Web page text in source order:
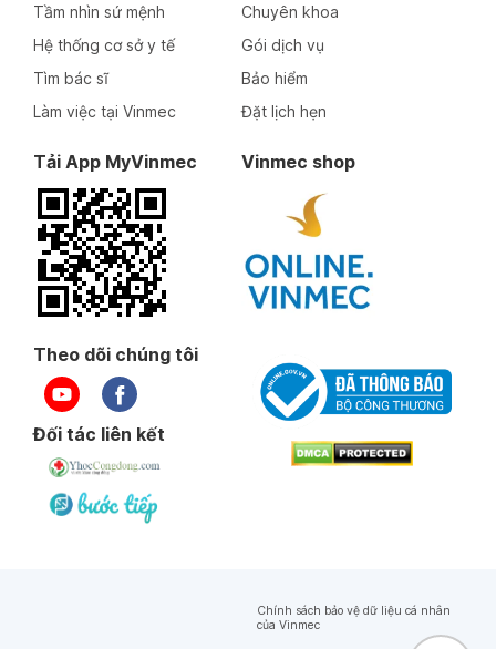
Tầm nhìn sứ mệnh
Hệ thống cơ sở y tế
Tìm bác sĩ
Làm việc tại Vinmec
Chuyên khoa
Gói dịch vụ
Bảo hiểm
Đặt lịch hẹn
Tải App MyVinmec Vinmec shop
Theo dõi chúng tôi
Đối tác liên kết
Chính sách bảo vệ dữ liệu cá nhân
của Vinmec